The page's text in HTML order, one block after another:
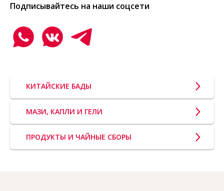
Подписывайтесь на наши соцсети
КИТАЙСКИЕ БАДЫ
МАЗИ, КАПЛИ И ГЕЛИ
ПРОДУКТЫ И ЧАЙНЫЕ СБОРЫ